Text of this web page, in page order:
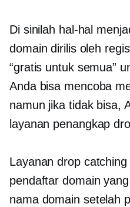
Di sinilah hal-hal
domain dirilis oleh
“gratis untuk semua”
Anda bisa mencoba
namun jika tidak bisa,
layanan penangkap
Layanan drop
pendaftar domain
nama domain setelah